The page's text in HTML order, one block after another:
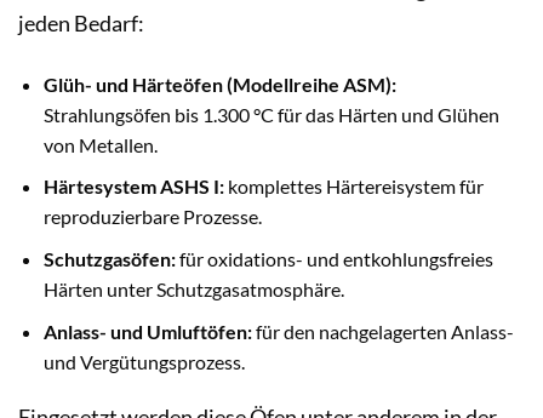
jeden Bedarf:
Glüh- und Härteöfen (Modellreihe ASM):
Strahlungsöfen bis 1.300 °C für das Härten und Glühen
von Metallen.
Härtesystem ASHS I: komplettes Härtereisystem für
reproduzierbare Prozesse.
Schutzgasöfen:für oxidations- und entkohlungsfreies
Härten unter Schutzgasatmosphäre.
Anlass- und Umluftöfen:für den nachgelagerten Anlass-
und Vergütungsprozess.